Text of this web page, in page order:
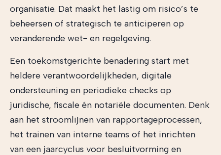
organisatie. Dat maakt het lastig om risico’s te
beheersen of strategisch te anticiperen op
veranderende wet- en regelgeving.
Een toekomstgerichte benadering start met
heldere verantwoordelijkheden, digitale
ondersteuning en periodieke checks op
juridische, fiscale én notariële documenten. Denk
aan het stroomlijnen van rapportageprocessen,
het trainen van interne teams of het inrichten
van een jaarcyclus voor besluitvorming en